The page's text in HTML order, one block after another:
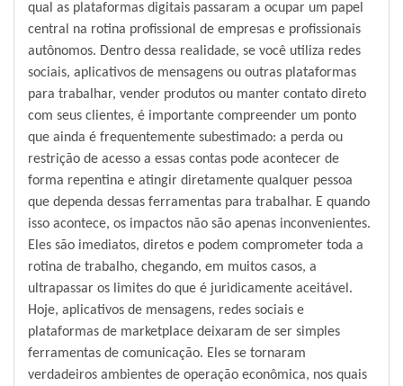
qual as plataformas digitais passaram a ocupar um papel
central na rotina profissional de empresas e profissionais
autônomos. Dentro dessa realidade, se você utiliza redes
sociais, aplicativos de mensagens ou outras plataformas
para trabalhar, vender produtos ou manter contato direto
com seus clientes, é importante compreender um ponto
que ainda é frequentemente subestimado: a perda ou
restrição de acesso a essas contas pode acontecer de
forma repentina e atingir diretamente qualquer pessoa
que dependa dessas ferramentas para trabalhar. E quando
isso acontece, os impactos não são apenas inconvenientes.
Eles são imediatos, diretos e podem comprometer toda a
rotina de trabalho, chegando, em muitos casos, a
ultrapassar os limites do que é juridicamente aceitável.
Hoje, aplicativos de mensagens, redes sociais e
plataformas de marketplace deixaram de ser simples
ferramentas de comunicação. Eles se tornaram
verdadeiros ambientes de operação econômica, nos quais